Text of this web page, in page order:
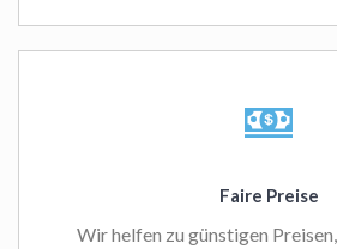
Faire Preise
Wir helfen zu günstigen